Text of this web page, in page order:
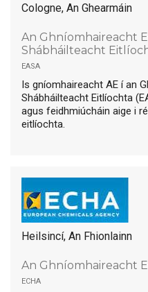
Cologne, An Ghearmáin
An Ghníomhaireacht
Shábháilteacht
easa
Is gníomhaireacht AE í an
Shábháilteacht Eitlíochta
agus feidhmiúcháin aige i
eitlíochta.
Heilsincí, An Fhionlainn
An Ghníomhaireacht
echa